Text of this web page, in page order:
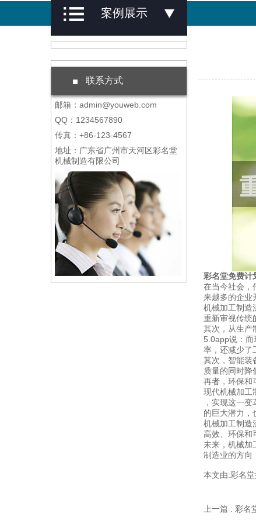
案例展示
联系方式
邮箱：admin@youweb.com
QQ：1234567890
传真：+86-123-4567
地址：广东省广州市天河区彩名堂
机械制造有限公司
彩名堂免费计
在当今社会，
来越多的企业
机械加工制造
重新审视传统
其次，从生产
5.0app说：
率，还减少了
其次，智能装
质量的同时降
再者，环保和
现代机械加工
，实现这一
的巨大潜力，
机械加工制造
高效、环保和
未来，机械加
制造业的方向
本文由:彩名堂
上一篇 : 彩